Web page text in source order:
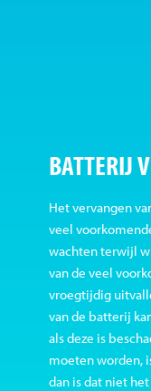
BATTERIJ
Het vervangen
veel
wachten terwijl
van de veel
vroegtijdig
van de batterij
als deze is
moeten worden,
dan is dat niet